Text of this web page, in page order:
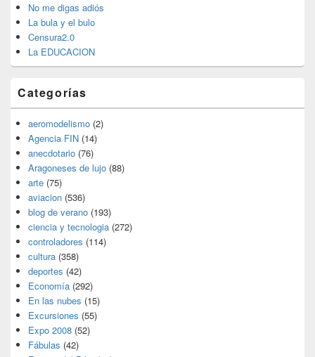
No me digas adiós
La bula y el bulo
Censura2.0
La EDUCACION
Categorías
aeromodelismo (2)
Agencia FIN (14)
anecdotario (76)
Aragoneses de lujo (88)
arte (75)
aviacion (536)
blog de verano (193)
ciencia y tecnologia (272)
controladores (114)
cultura (358)
deportes (42)
Economía (292)
En las nubes (15)
Excursiones (55)
Expo 2008 (52)
Fábulas (42)